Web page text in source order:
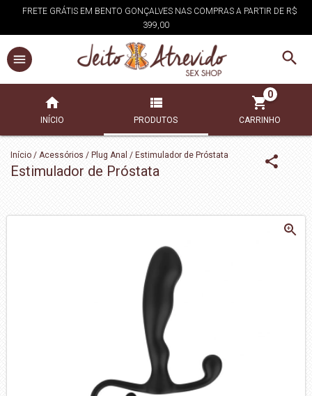
FRETE GRÁTIS EM BENTO GONÇALVES NAS COMPRAS A PARTIR DE R$
399,00
INÍCIO PRODUTOS CARRINHO
0
Início / Acessórios / Plug Anal / Estimulador de Próstata
Estimulador de Próstata